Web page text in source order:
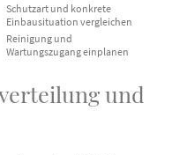
Schutzart und konkrete
Einbausituation vergleichen
Reinigung und
Wartungszugang einplanen
und